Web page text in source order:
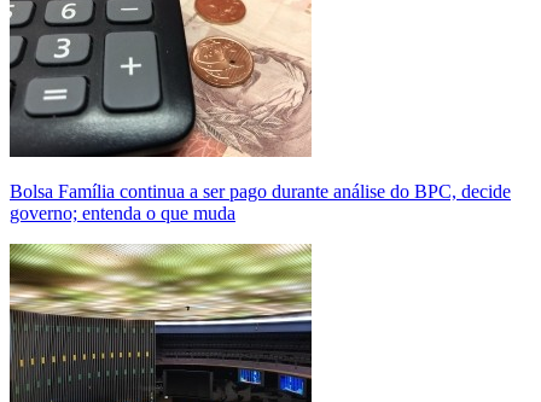
Bolsa Família continua a ser pago durante análise do BPC, decide
governo; entenda o que muda